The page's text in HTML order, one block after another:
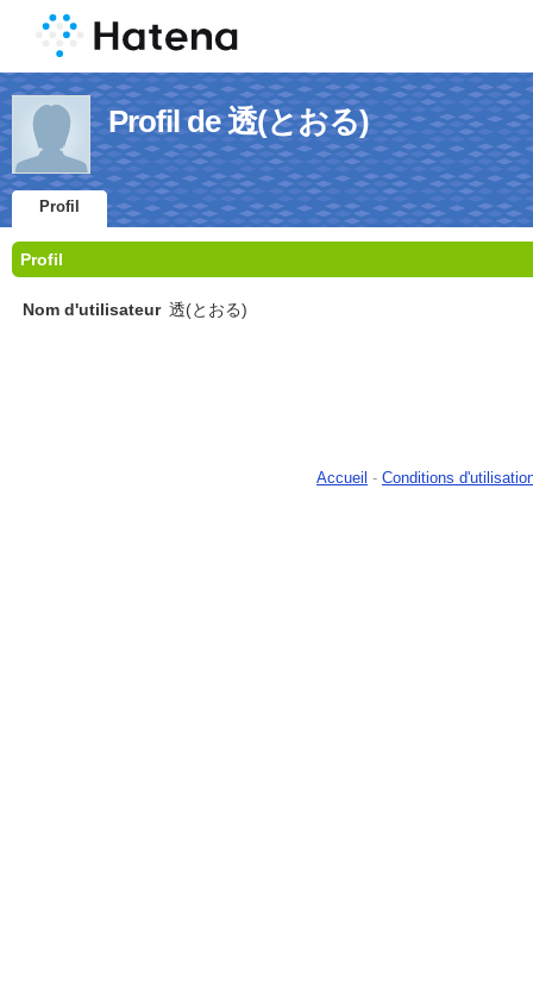
Profil de 透(とおる)
Profil
Profil
Nom d'utilisateur 透(とおる)
Accueil - Conditions